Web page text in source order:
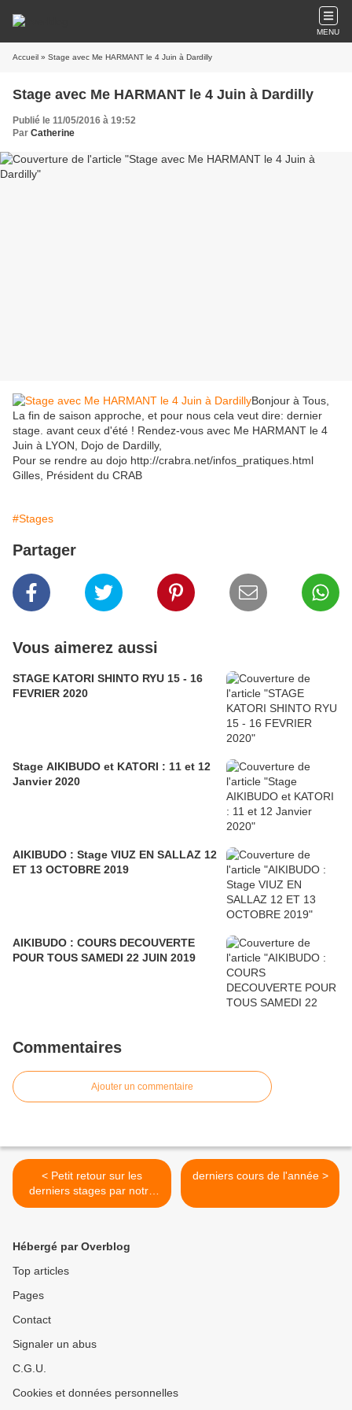
MENU
Accueil » Stage avec Me HARMANT le 4 Juin à Dardilly
Stage avec Me HARMANT le 4 Juin à Dardilly
Publié le 11/05/2016 à 19:52
Par Catherine
Bonjour à Tous,
La fin de saison approche, et pour nous cela veut dire: dernier
stage. avant ceux d'été ! Rendez-vous avec Me HARMANT le 4
Juin à LYON, Dojo de Dardilly,
Pour se rendre au dojo http://crabra.net/infos_pratiques.html
Gilles, Président du CRAB
#Stages
Partager
Vous aimerez aussi
STAGE KATORI SHINTO RYU 15 - 16
FEVRIER 2020
Stage AIKIBUDO et KATORI : 11 et 12
Janvier 2020
AIKIBUDO : Stage VIUZ EN SALLAZ 12
ET 13 OCTOBRE 2019
AIKIBUDO : COURS DECOUVERTE
POUR TOUS SAMEDI 22 JUIN 2019
Commentaires
Ajouter un commentaire
< Petit retour sur les
derniers stages par notre
sensei Paul
derniers cours de l'année >
Hébergé par Overblog
Top articles
Pages
Contact
Signaler un abus
C.G.U.
Cookies et données personnelles